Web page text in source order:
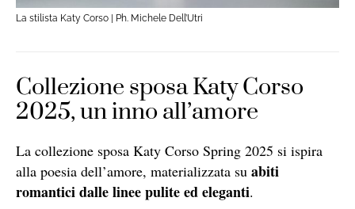
La stilista Katy Corso | Ph. Michele Dell’Utri
Collezione sposa Katy Corso
2025, un inno all’amore
La collezione sposa Katy Corso Spring 2025 si ispira
alla poesia dell’amore, materializzata su abiti
romantici dalle linee pulite ed eleganti.